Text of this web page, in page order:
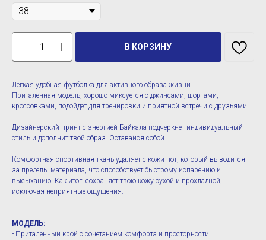
В КОРЗИНУ
Лёгкая удобная футболка для активного образа жизни.
Приталенная модель, хорошо миксуется с джинсами, шортами,
кроссовками, подойдет для тренировки и приятной встречи с друзьями.
Дизайнерский принт с энергией Байкала подчеркнет индивидуальный
стиль и дополнит твой образ. Оставайся собой.
Комфортная спортивная ткань удаляет с кожи пот, который выводится
за пределы материала, что способствует быстрому испарению и
высыханию. Как итог: сохраняет твою кожу сухой и прохладной,
исключая неприятные ощущения.
МОДЕЛЬ:
- Приталенный крой с сочетанием комфорта и просторности